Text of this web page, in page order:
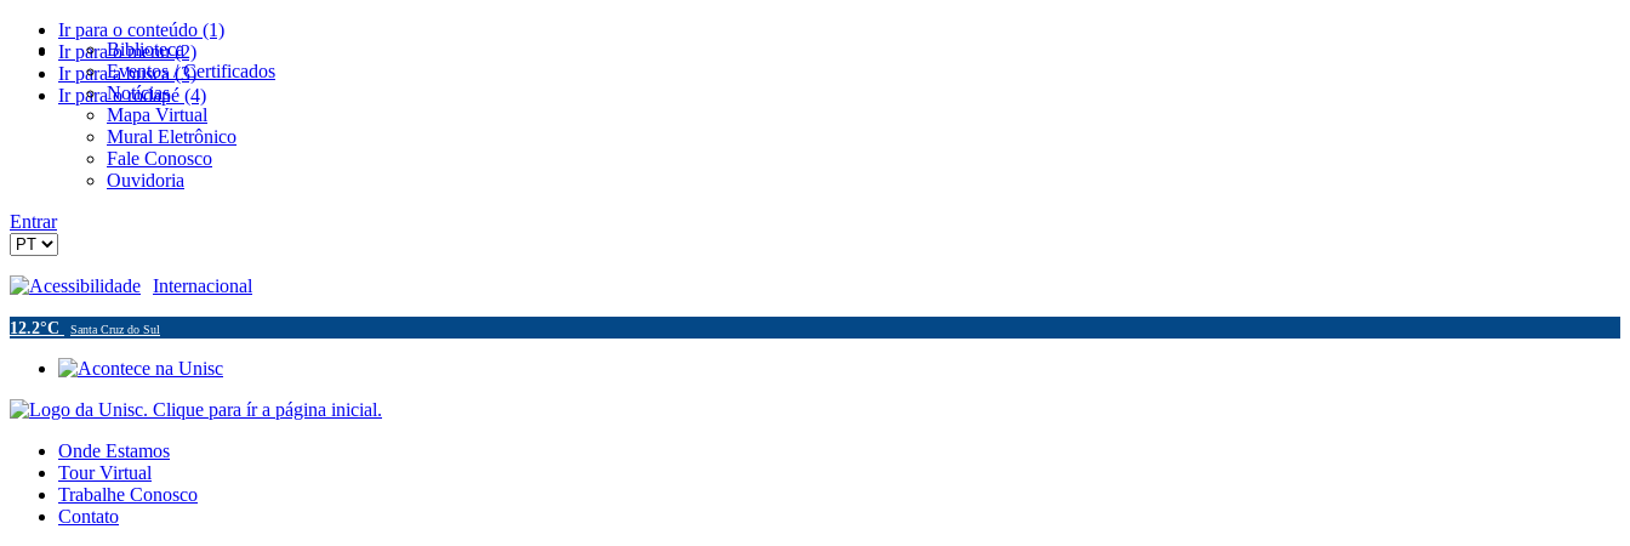
Ir para o conteúdo (1)
Ir para o menu (2)
Ir para a busca (3)
Ir para o rodapé (4)
Biblioteca
Eventos / Certificados
Notícias
Mapa Virtual
Mural Eletrônico
Fale Conosco
Ouvidoria
Entrar
Acessibilidade Internacional
12.2°C Santa Cruz do Sul
Onde Estamos
Tour Virtual
Trabalhe Conosco
Contato